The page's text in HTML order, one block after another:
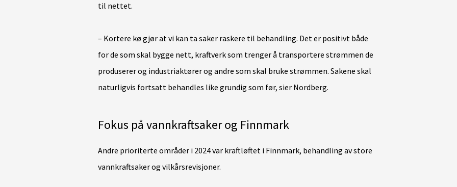
til nettet.
– Kortere kø gjør at vi kan ta saker raskere til behandling. Det er positivt både
for de som skal bygge nett, kraftverk som trenger å transportere strømmen de
produserer og industriaktører og andre som skal bruke strømmen. Sakene skal
naturligvis fortsatt behandles like grundig som før, sier Nordberg.
Fokus på vannkraftsaker og Finnmark
Andre prioriterte områder i 2024 var kraftløftet i Finnmark, behandling av store
vannkraftsaker og vilkårsrevisjoner.